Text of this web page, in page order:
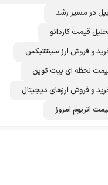
در مسیر رشد
قیمت کاردانو
و فروش ارز سینتتیکس
لحظه ای بیت کوین
و فروش ارزهای دیجیتال
اتریوم امروز